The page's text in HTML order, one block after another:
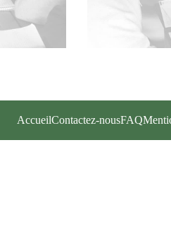
AccueilContactez-nousFAQ